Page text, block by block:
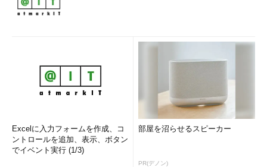
Excelに入力フォームを作成、コ
ントロールを追加、表示、ボタン
でイベント実行 (1/3)
部屋を沼らせるスピーカー
PR(デノン)